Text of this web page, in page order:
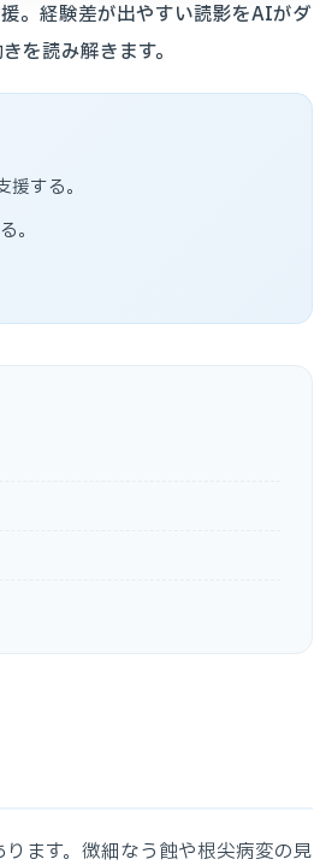
。経験差が出やすい読影をAIがダ
を読み解きます。
する。
。
ます。微細なう蝕や根尖病変の見